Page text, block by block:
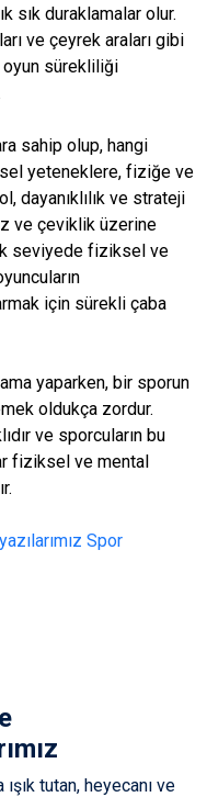
sık duraklamalar olur.
ve çeyrek araları gibi
oyun sürekliliği
sahip olup, hangi
yeteneklere, fiziğe ve
dayanıklılık ve strateji
ve çeviklik üzerine
seviyede fiziksel ve
için sürekli çaba
yaparken, bir sporun
oldukça zordur.
ve sporcuların bu
fiziksel ve mental
Spor
tutan, heyecanı ve